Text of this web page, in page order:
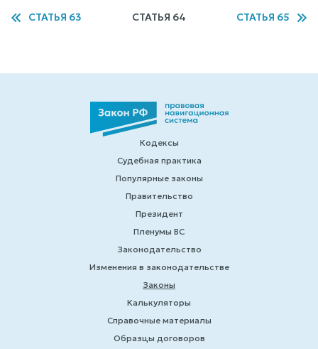
СТАТЬЯ 63 СТАТЬЯ 64 СТАТЬЯ 65
Кодексы
Судебная практика
Популярные законы
Правительство
Президент
Пленумы ВС
Законодательство
Изменения в законодательстве
Законы
Калькуляторы
Справочные материалы
Образцы договоров